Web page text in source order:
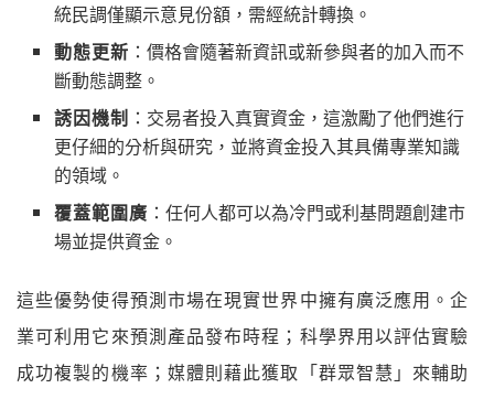
統民調僅顯示意見份額，需經統計轉換。
動態更新 ：價格會隨著新資訊或新參與者的加入而不
斷動態調整。
誘因機制 ：交易者投入真實資金，這激勵了他們進行
更仔細的分析與研究，並將資金投入其具備專業知識
的領域。
覆蓋範圍廣 ：任何人都可以為冷門或利基問題創建市
場並提供資金。
這些優勢使得預測市場在現實世界中擁有廣泛應用。企
業可利用它來預測產品發布時程；科學界用以評估實驗
成功複製的機率；媒體則藉此獲取「群眾智慧」來輔助